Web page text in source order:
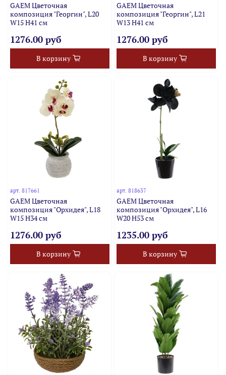
GAEM Цветочная
композиция "Георгин", L20
W15 H41 см
1276.00 руб
В корзину
GAEM Цветочная
композиция "Георгин", L21
W13 H41 см
1276.00 руб
В корзину
арт.817661
GAEM Цветочная
композиция "Орхидея", L18
W15 H34 см
1276.00 руб
В корзину
арт. 818637
GAEM Цветочная
композиция "Орхидея", L16
W20 H53 см
1235.00 руб
В корзину